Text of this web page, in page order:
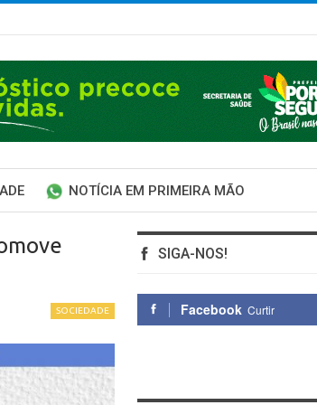
NOTÍCIA EM PRIMEIRA MÃO
SOCIEDADE
SIGA-NOS!
Facebook Curtir